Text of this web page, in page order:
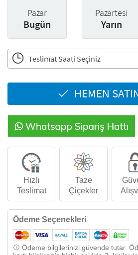
Pazar
Bugün
Pazartesi
Yarın
Teslimat Saati Seçiniz
HEMEN
Hızlı
Teslimat
Taze
Çiçekler
Ödeme Seçenekleri
Ödeme bilgilerinizi güvende tutar.